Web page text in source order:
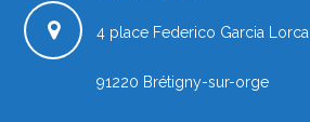
4 place Federico Garcia Lorca
91220 Brétigny-sur-orge